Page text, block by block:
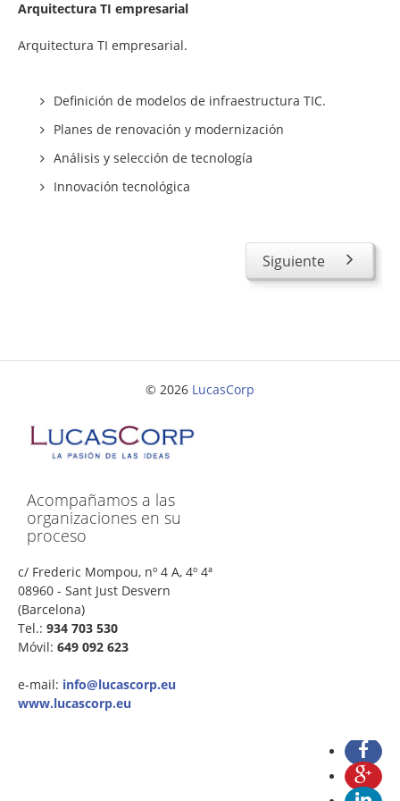
Consultoría
Consultoría estratégica en tecnologías de la
Ingeniería y transformación de sus procesos
tecnológicos de negocio
Plan estratégico, estrategia y alineamiento TI
Proyectos de eficiencia TI
Gestión de la seguridad de la información
Servicios
Proyectos de consultoría
Proyectos de asesoramiento
Puesta en valor de los conocimientos corporativos
(descubrir y aprovechar)
Gestión de la continuidad del negocio
Quiénes somos
Conceptos
Arquitectura TI empresarial
Arquitectura TI empresarial.
Definición de modelos de infraestructura TIC.
Planes de renovación y modernización
Análisis y selección de tecnología
Innovación tecnológica
Siguiente
© 2026 LucasCorp
Acompañamos a las
organizaciones en su
proceso
c/ Frederic Mompou, nº 4 A, 4º 4ª
08960 - Sant Just Desvern
(Barcelona)
Tel.: 934 703 530
Móvil: 649 092 623
e-mail: info@lucascorp.eu
www.lucascorp.eu